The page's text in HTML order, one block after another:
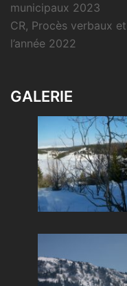
municipaux 2023
CR, Procès verbaux
l’année 2022
GALERIE